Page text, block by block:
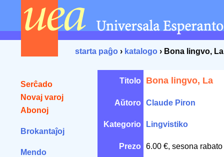
starta paĝo › katalogo › Bona lingvo, La
Serĉado
Novaj varoj
Abonoj
Brokantaĵoj
Mendo
Titolo Bona lingvo, La
Aŭtoro Claude Piron
Kategorio Lingvistiko
Prezo 6.00 €, sesona